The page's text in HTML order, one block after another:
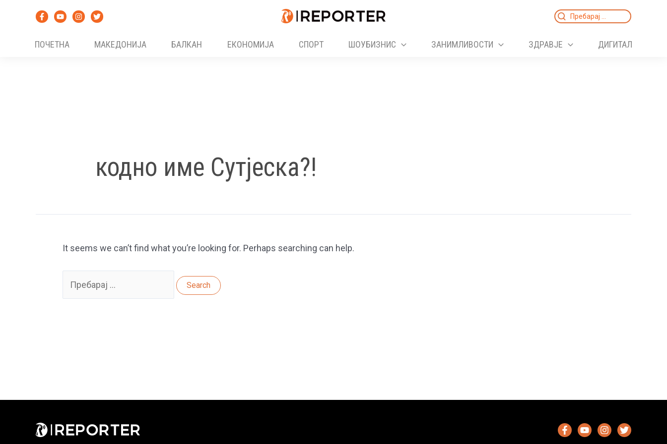
Search
ПОЧЕТНА
МАКЕДОНИЈА БАЛКАН ЕКОНОМИЈА СПОРТ ШОУБИЗНИС ЗАНИМЛИВОСТИ ЗДРАВЈЕ ДИГИТАЛ
кодно име Сутјеска?!
It seems we can’t find what you’re looking for. Perhaps searching can help.
for: